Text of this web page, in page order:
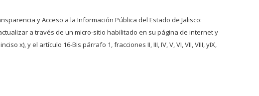
y Acceso a la Información Pública del Estado de Jalisco:
a través de un micro-sitio habilitado en su página de internet y
x), y el artículo 16-Bis párrafo 1, fracciones II, III, IV, V, VI, VII, VIII, yIX,